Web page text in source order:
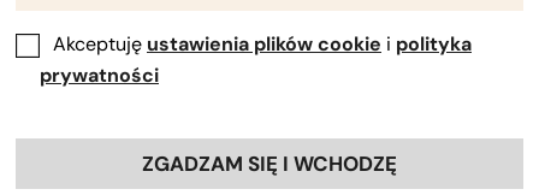
użytkowników - Badania naukowe
Ryan Najjar
https://www.ryannajjar.com/
Akceptuję ustawienia plików cookie i polityka
prywatności
ZGADZAM SIĘ I WCHODZĘ